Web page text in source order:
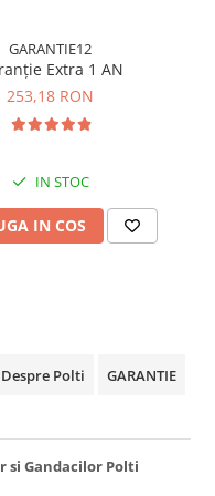
GARANTIE12
Extra 1 AN
253,18 RON
IN STOC
IN COS
Despre Polti GARANTIE
Gandacilor Polti